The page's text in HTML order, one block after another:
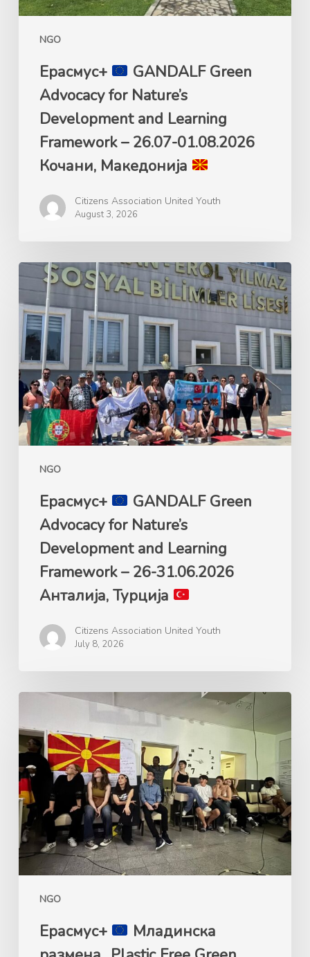
NGO
Learning
26.07-
01.08.2026
Кочани,
Македонија
Ерасмус+
GANDALF Green
Advocacy for Nature’s
Development and Learning
Framework – 26.07-01.08.2026
Кочани, Македонија
Citizens Association United Youth
August 3, 2026
NGO
Ерасмус+
GANDALF
Green
Advocacy
for
Nature’s
Development
and
Learning
31.06.2026
Анталија,
Турција
Ерасмус+
GANDALF Green
Advocacy for Nature’s
Development and Learning
Framework – 26-31.06.2026
Анталија, Турција
Citizens Association United Youth
July 8, 2026
NGO
Ерасмус+
Mладинска
размена
„Plastic
Free
Green
Future“,
24-
31.05.2026
Германија
Ерасмус+
Mладинска